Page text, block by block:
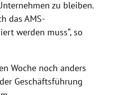
zu bleiben.
das AMS-
werden muss“, so
Woche noch anders
Geschäftsführung